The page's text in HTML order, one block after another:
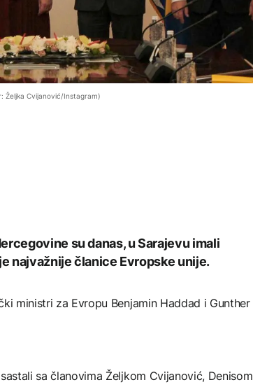
Željka Cvijanović/Instagram)
su danas, u Sarajevu imali
najvažnije članice Evropske unije.
ministri za Evropu Benjamin Haddad i Gunther
sa članovima Željkom Cvijanović, Denisom